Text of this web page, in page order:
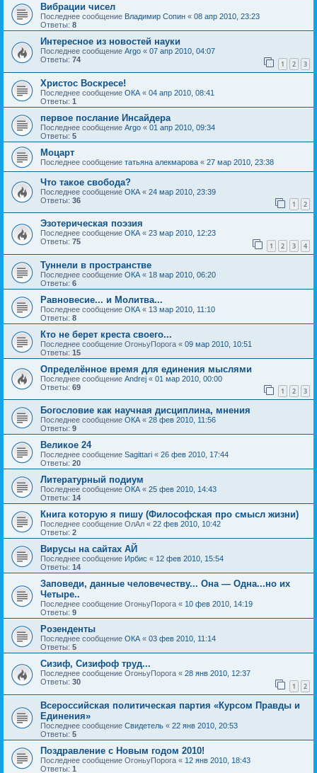
Вибрации чисел
Последнее сообщение Владимир Сопин « 08 апр 2010, 23:23
Ответы: 8
Интересное из новостей науки
Последнее сообщение Argo « 07 апр 2010, 04:07
Ответы: 74 1 2 3
Христос Воскресе!
Последнее сообщение ОКА « 04 апр 2010, 08:41
Ответы: 1
первое послание Инсайдера
Последнее сообщение Argo « 01 апр 2010, 09:34
Ответы: 5
Моцарт
Последнее сообщение татьяна алекмарова « 27 мар 2010, 23:38
Что такое свобода?
Последнее сообщение ОКА « 24 мар 2010, 23:39
Ответы: 36 1 2
Эзотерическая поэзия
Последнее сообщение ОКА « 23 мар 2010, 12:23
Ответы: 75 1 2 3 4
Туннели в пространстве
Последнее сообщение ОКА « 18 мар 2010, 06:20
Ответы: 6
Равновесие... и Молитва...
Последнее сообщение ОКА « 13 мар 2010, 11:10
Ответы: 8
Кто не берет креста своего...
Последнее сообщение ОгоньуПорога « 09 мар 2010, 10:51
Ответы: 15
Определённое время для единения мыслями
Последнее сообщение Andrej « 01 мар 2010, 00:00
Ответы: 69 1 2 3
Богословие как научная дисциплина, мнения
Последнее сообщение ОКА« 28 фев 2010, 11:56
Ответы: 9
Великое 24
Последнее сообщение Sagittari « 26 фев 2010, 17:44
Ответы: 20
Литературный подиум
Последнее сообщение ОКА« 25 фев 2010, 14:43
Ответы: 14
Книга которую я пишу (Философская про смысл жизни)
Последнее сообщение ОлАл « 22 фев 2010, 10:42
Ответы: 2
Вирусы на сайтах АЙ
Последнее сообщение Ирбис « 12 фев 2010, 15:54
Ответы: 14
Заповеди, данные человечеству... Она — Одна...но их
Четыре..
Последнее сообщение ОгоньуПорога « 10 фев 2010, 14:19
Ответы: 9
Розенденты
Последнее сообщение ОКА« 03 фев 2010, 11:14
Ответы: 5
Сизиф, Сизифоф труд...
Последнее сообщение ОгоньуПорога « 28 янв 2010, 12:37
Ответы: 30 1 2
Всероссийская политическая партия «Курсом Правды и
Единения»
Последнее сообщение Свидетель « 22 янв 2010, 20:53
Ответы: 5
Поздравление с Новым годом 2010!
Последнее сообщение ОгоньуПорога « 12 янв 2010, 18:43
Ответы: 1